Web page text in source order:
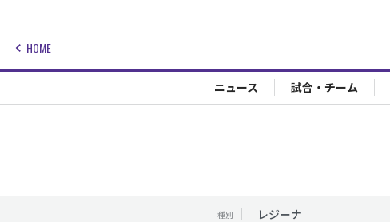
HOME
ニュース 試合・チーム
種別